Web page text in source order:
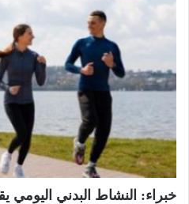
خبراء: النشاط البدني اليومي